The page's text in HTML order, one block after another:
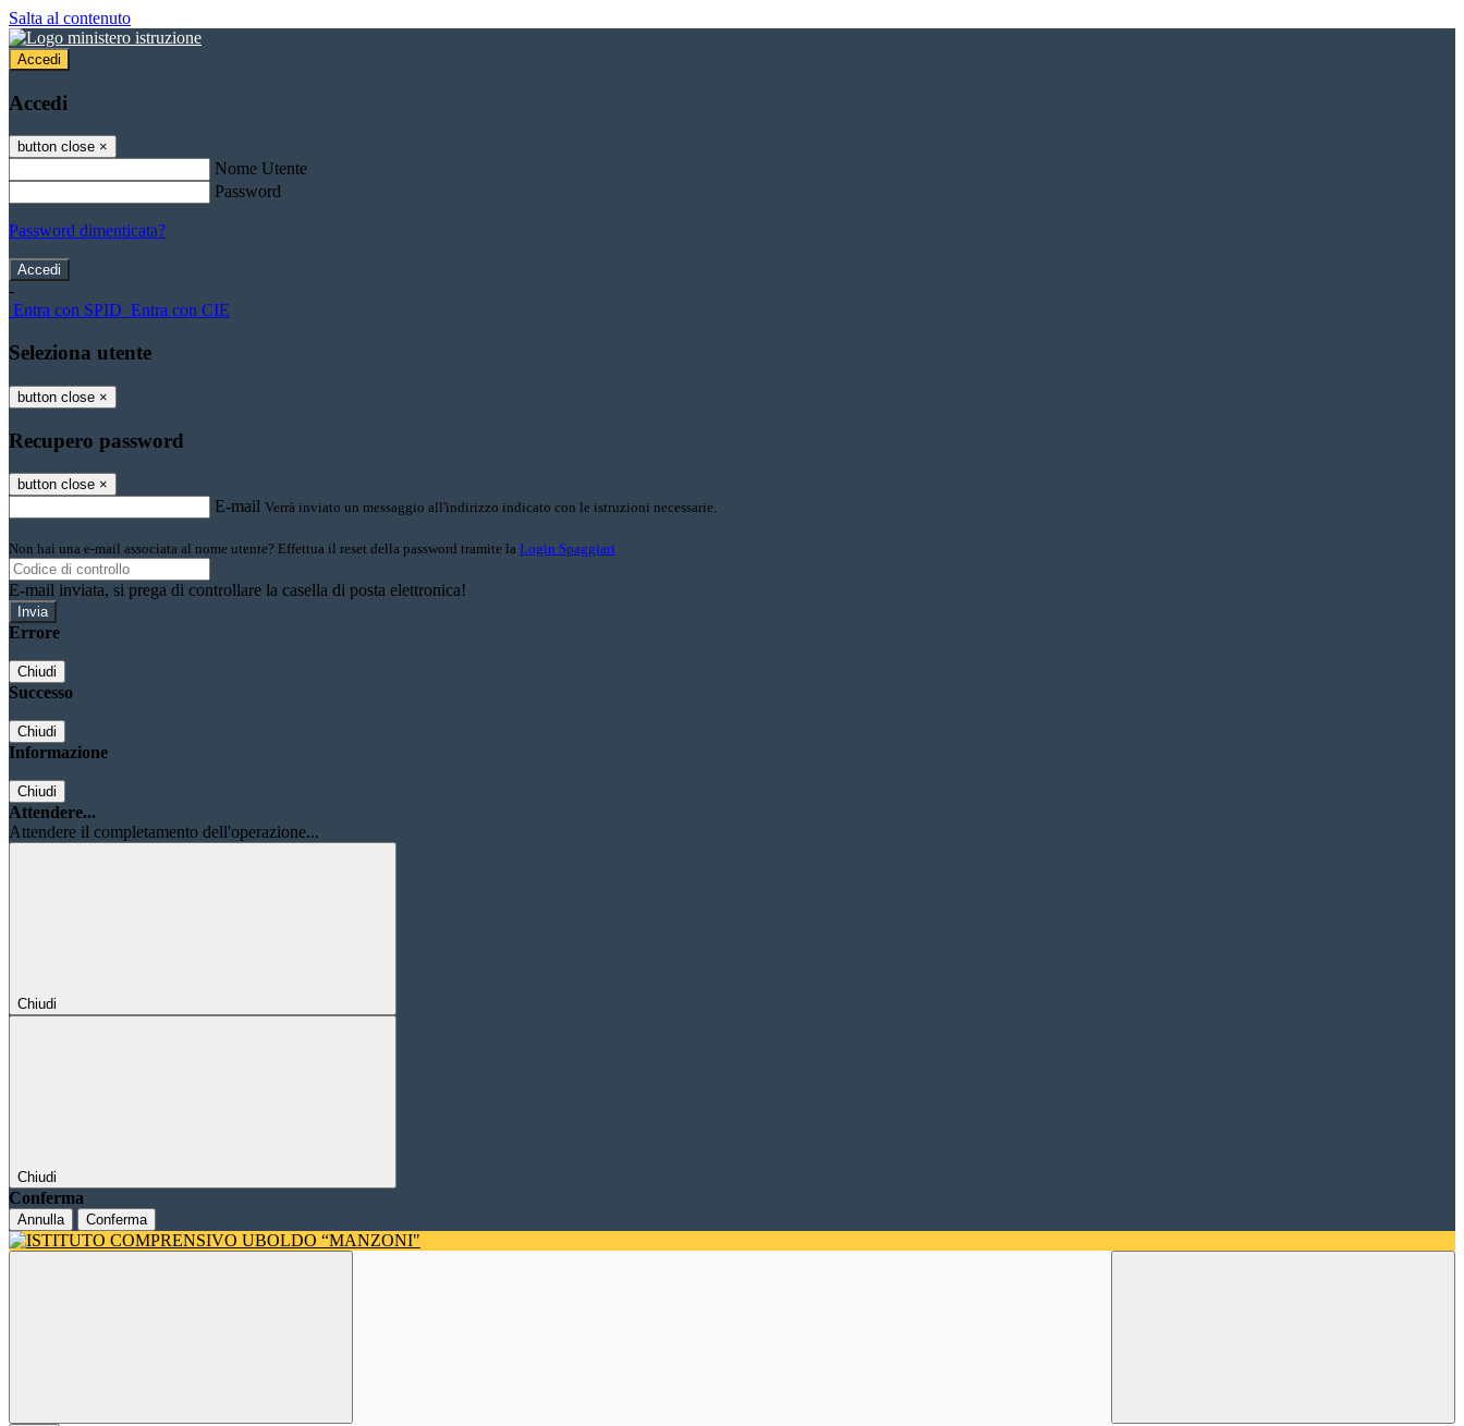
Salta al contenuto
Accedi
Accedi
button close ×
Nome Utente
Password
Password dimenticata?
-
Entra con SPID Entra con CIE
Seleziona utente
button close ×
Recupero password
button close ×
E-mail Verrà inviato un messaggio all'indirizzo indicato con le istruzioni necessarie.
Non hai una e-mail associata al nome utente? Effettua il reset della password tramite la Login Spaggiari
E-mail inviata, si prega di controllare la casella di posta elettronica!
Errore
Chiudi
Successo
Chiudi
Informazione
Chiudi
Attendere...
Attendere il completamento dell'operazione...
Chiudi
Chiudi
Conferma
Annulla Conferma